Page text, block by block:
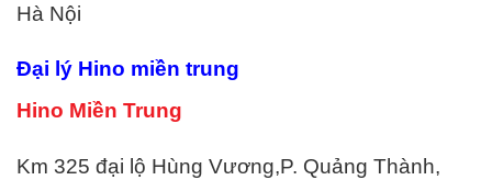
Hà Nội
Đại lý Hino miền trung
Hino Miền Trung
Km 325 đại lộ Hùng Vương,P. Quảng Thành,